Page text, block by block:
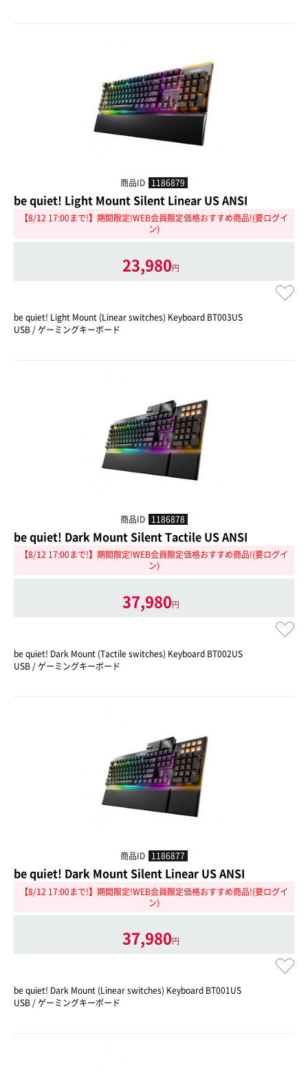
商品ID 1186879
be quiet! Light Mount Silent Linear US ANSI
【8/12 17:00まで!】期間限定!WEB会員限定価格おすすめ商品!(要ログイ
ン)
23,980円
be quiet! Light Mount (Linear switches) Keyboard BT003US
USB / ゲーミングキーボード
商品ID 1186878
be quiet! Dark Mount Silent Tactile US ANSI
【8/12 17:00まで!】期間限定!WEB会員限定価格おすすめ商品!(要ログイ
ン)
37,980円
be quiet! Dark Mount (Tactile switches) Keyboard BT002US
USB / ゲーミングキーボード
商品ID 1186877
be quiet! Dark Mount Silent Linear US ANSI
【8/12 17:00まで!】期間限定!WEB会員限定価格おすすめ商品!(要ログイ
ン)
37,980円
be quiet! Dark Mount (Linear switches) Keyboard BT001US
USB / ゲーミングキーボード